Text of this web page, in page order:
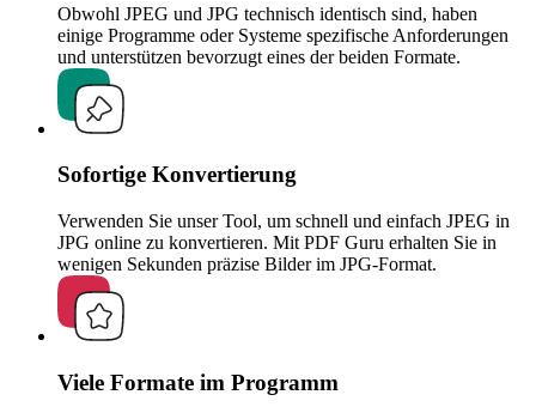
Obwohl JPEG und JPG technisch identisch sind, haben
einige Programme oder Systeme spezifische Anforderungen
und unterstützen bevorzugt eines der beiden Formate.
Sofortige Konvertierung
Verwenden Sie unser Tool, um schnell und einfach JPEG in
JPG online zu konvertieren. Mit PDF Guru erhalten Sie in
wenigen Sekunden präzise Bilder im JPG-Format.
Viele Formate im Programm